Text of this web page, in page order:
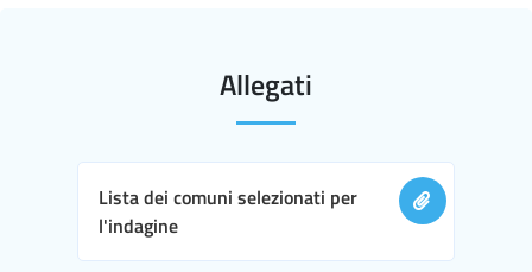
Allegati
Lista dei comuni selezionati per
l'indagine